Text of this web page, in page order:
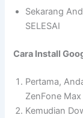
Sekarang
SELESAI
Cara Install
Pertama,
ZenFone
Kemudian